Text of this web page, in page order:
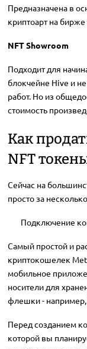
Предназначена в
криптоарт на
NFT Showroom
Подходит для
блокчейне Hive и
работ. Но из
стоимость
Как
NFT
Сейчас на
просто за
Подключение
Самый простой и
криптокошелек
мобильное
носители для
флешки - например,
Перед созданием
которой вы